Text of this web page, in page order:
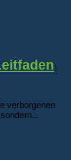
verborgenen